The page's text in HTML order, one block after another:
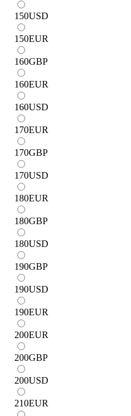
150USD
150EUR
160GBP
160EUR
160USD
170EUR
170GBP
170USD
180EUR
180GBP
180USD
190GBP
190USD
190EUR
200EUR
200GBP
200USD
210EUR